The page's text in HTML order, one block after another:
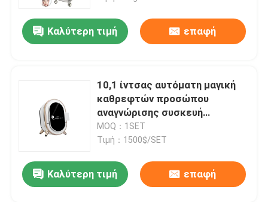
Καλύτερη τιμή επαφή
10,1 ίντσας αυτόματη μαγική
καθρεφτών προσώπου
αναγνώρισης συσκευή
ομορφιάς προσώπου
πολυσύνθετη
MOQ：1SET
Τιμή：1500$/SET
Καλύτερη τιμή επαφή